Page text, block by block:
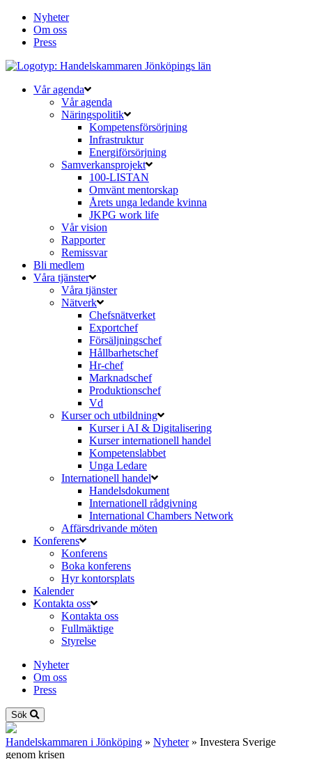
Nyheter
Om oss
Press
Vår agenda
Vår agenda
Näringspolitik
Kompetensförsörjning
Infrastruktur
Energiförsörjning
Samverkansprojekt
100-LISTAN
Omvänt mentorskap
Årets unga ledande kvinna
JKPG work life
Vår vision
Rapporter
Remissvar
Bli medlem
Våra tjänster
Våra tjänster
Nätverk
Chefsnätverket
Exportchef
Försäljningschef
Hållbarhetschef
Hr-chef
Marknadschef
Produktionschef
Vd
Kurser och utbildning
Kurser i AI & Digitalisering
Kurser internationell handel
Kompetenslabbet
Unga Ledare
Internationell handel
Handelsdokument
Internationell rådgivning
International Chambers Network
Affärsdrivande möten
Konferens
Konferens
Boka konferens
Hyr kontorsplats
Kalender
Kontakta oss
Kontakta oss
Fullmäktige
Styrelse
Nyheter
Om oss
Press
Sök
Handelskammaren i Jönköping » Nyheter » Investera Sverige
genom krisen